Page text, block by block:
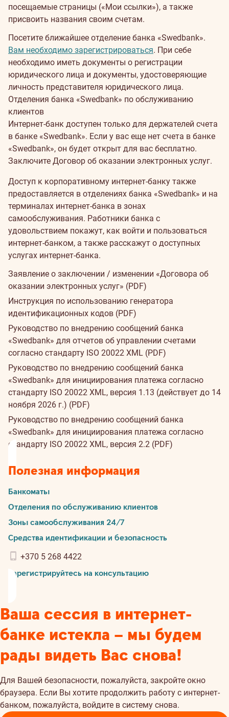
посещаемые страницы («Мои ссылки»), а также
присвоить названия своим счетам.
Посетите ближайшее отделение банка «Swedbank».
Вам необходимо зарегистрироваться. При себе
необходимо иметь документы о регистрации
юридического лица и документы, удостоверяющие
личность представителя юридического лица.
Отделения банка «Swedbank» по обслуживанию
клиентов
Интернет-банк доступен только для держателей счета
в банке «Swedbank». Если у вас еще нет счета в банке
«Swedbank», он будет открыт для вас бесплатно.
Заключите Договор об оказании электронных услуг.
Доступ к корпоративному интернет-банку также
предоставляется в отделениях банка «Swedbank» и на
терминалах интернет-банка в зонах
самообслуживания. Работники банка с
удовольствием покажут, как войти и пользоваться
интернет-банком, а также расскажут о доступных
услугах интернет-банка.
Заявление о заключении / изменении «Договора об
оказании электронных услуг» (PDF)
Инструкция по использованию генератора
идентификационных кодов (PDF)
Руководство по внедрению сообщений банка
«Swedbank» для отчетов об управлении счетами
согласно стандарту ISO 20022 XML (PDF)
Руководство по внедрению сообщений банка
«Swedbank» для инициирования платежа согласно
стандарту ISO 20022 XML, версия 1.13 (действует до 14
ноября 2026 г.) (PDF)
Руководство по внедрению сообщений банка
«Swedbank» для инициирования платежа согласно
стандарту ISO 20022 XML, версия 2.2 (PDF)
Полезная информация
Банкоматы
Отделения по обслуживанию клиентов
Зоны самообслуживания 24/7
Средства идентификации и безопасность
+370 5 268 4422
Зарегистрируйтесь на консультацию
Ваша сессия в интернет-
банке истекла – мы будем
рады видеть Вас снова!
Для Вашей безопасности, пожалуйста, закройте окно
браузера. Если Вы хотите продолжить работу с интернет-
банком, пожалуйста, войдите в систему снова.